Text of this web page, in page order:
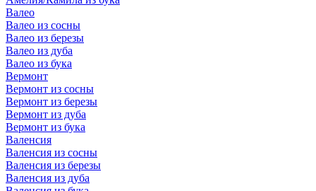
Валео
Валео из сосны
Валео из березы
Валео из дуба
Валео из бука
Вермонт
Вермонт из сосны
Вермонт из березы
Вермонт из дуба
Вермонт из бука
Валенсия
Валенсия из сосны
Валенсия из березы
Валенсия из дуба